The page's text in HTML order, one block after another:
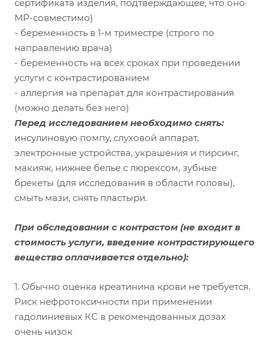
сертификата изделия, подтверждающее, что оно
МР-совместимо)
- беременность в 1-м триместре (строго по
направлению врача)
- беременность на всех сроках при проведении
услуги с контрастированием
- аллергия на препарат для контрастирования
(можно делать без него)
Перед исследованием необходимо снять:
инсулиновую помпу, слуховой аппарат,
электронные устройства, украшения и пирсинг,
макияж, нижнее белье с люрексом, зубные
брекеты (для исследования в области головы),
смыть мази, снять пластыри.
При обследовании с контрастом (не входит в
стоимость услуги, введение контрастирующего
вещества оплачивается отдельно):
1. Обычно оценка креатинина крови не требуется.
Риск нефротоксичности при применении
гадолиниевых КС в рекомендованных дозах
очень низок